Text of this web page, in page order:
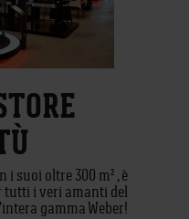
i suoi oltre 300 m² , è
i veri amanti del
gamma Weber!